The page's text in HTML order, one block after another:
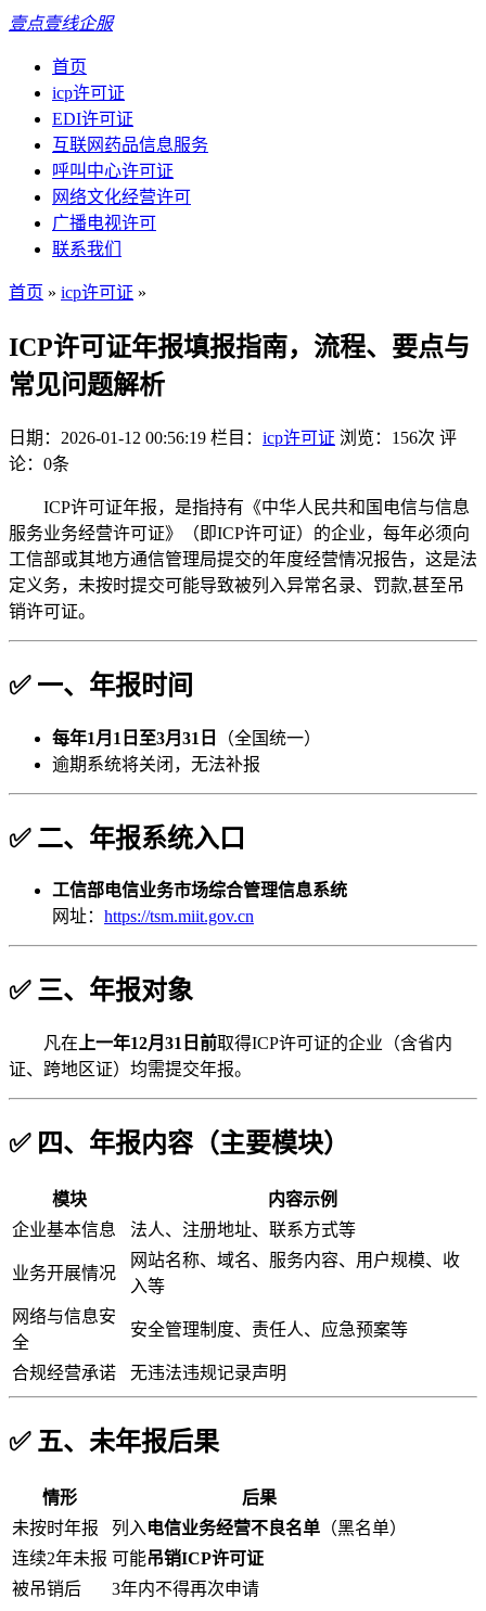
壹点壹线企服
首页
icp许可证
EDI许可证
互联网药品信息服务
呼叫中心许可证
网络文化经营许可
广播电视许可
联系我们
首页 » icp许可证 »
ICP许可证年报填报指南，流程、要点与
常见问题解析
日期：2026-01-12 00:56:19 栏目： icp许可证 浏览：156次 评
论：0条
ICP许可证年报，是指持有《中华人民共和国电信与信息
服务业务经营许可证》（即ICP许可证）的企业，每年必须向
工信部或其地方通信管理局提交的年度经营情况报告，这是法
定义务，未按时提交可能导致被列入异常名录、罚款,甚至吊
销许可证。
✅ 一、年报时间
每年1月1日至3月31日
（全国统一）
逾期系统将关闭，无法补报
✅ 二、年报系统入口
工信部电信业务市场综合管理信息系统
网址： https://tsm.miit.gov.cn
✅ 三、年报对象
凡在 上一年12月31日前取得ICP许可证的企业（含省内
证、跨地区证）均需提交年报。
✅ 四、年报内容（主要模块）
模块
内容示例
企业基本信息
法人、注册地址、联系方式等
业务开展情况
网站名称、域名、服务内容、用户规模、收
入等
网络与信息安
全
安全管理制度、责任人、应急预案等
合规经营承诺 无违法违规记录声明
✅ 五、未年报后果
情形
后果
未按时年报
列入 电信业务经营不良名单 （黑名单）
连续2年未报 可能吊销ICP许可证
被吊销后
3年内不得再次申请